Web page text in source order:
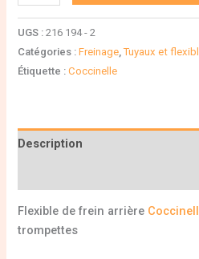
UGS :216 194 - 2
Catégories :Freinage,Tuyaux et
Étiquette :Coccinelle
Description
Flexible de frein arrière
trompettes